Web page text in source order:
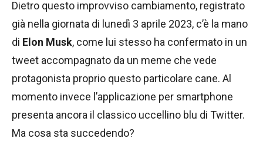
Dietro questo improvviso cambiamento, registrato
già nella giornata di lunedì 3 aprile 2023, c’è la mano
di Elon Musk, come lui stesso ha confermato in un
tweet accompagnato da un meme che vede
protagonista proprio questo particolare cane. Al
momento invece l’applicazione per smartphone
presenta ancora il classico uccellino blu di Twitter.
Ma cosa sta succedendo?